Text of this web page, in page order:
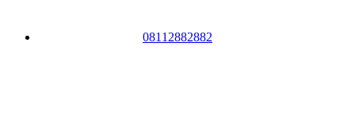
08112882882